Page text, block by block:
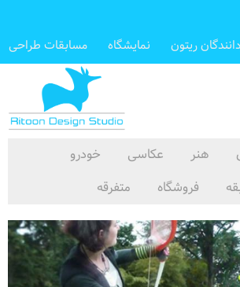
ریتون نمایشگاه مسابقات طراحی
هنر عکاسی
خودرو
فروشگاه متفرقه